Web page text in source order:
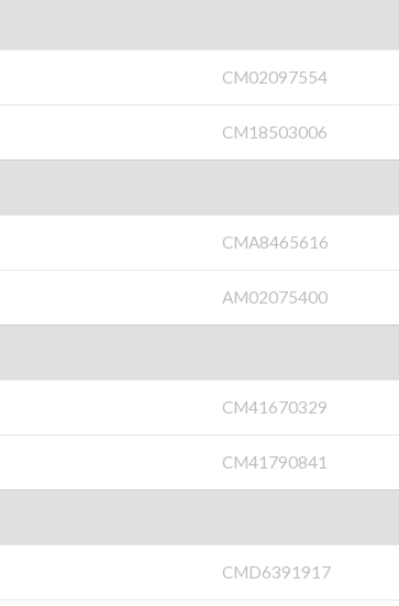
CM02097554
CM18503006
CMA8465616
AM02075400
CM41670329
CM41790841
CMD6391917